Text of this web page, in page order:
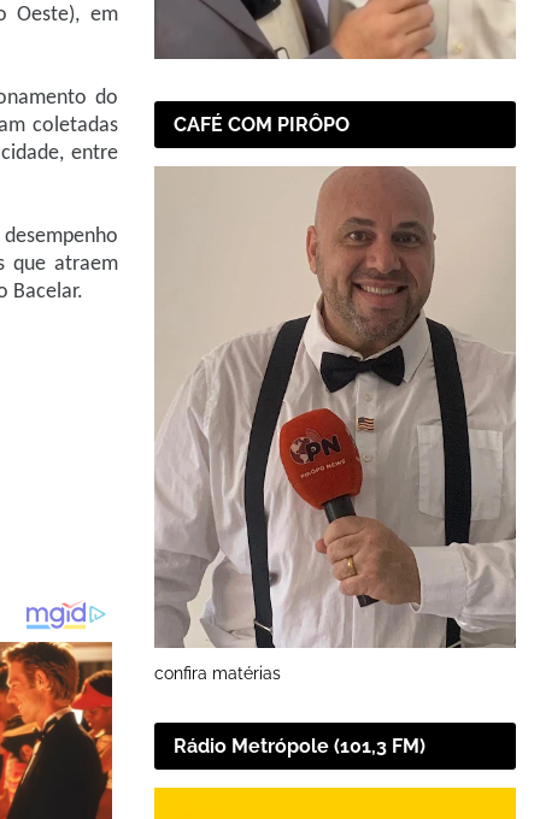
Oeste), em
do
coletadas
entre
que atraem
Bacelar.
CAFÉ COM PIRÔPO
confira matérias
Rádio Metrópole (101,3 FM)